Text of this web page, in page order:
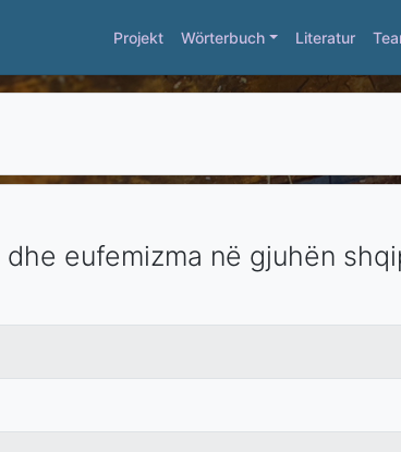
Projekt Wörterbuch Literatur
dhe eufemizma në gjuhën